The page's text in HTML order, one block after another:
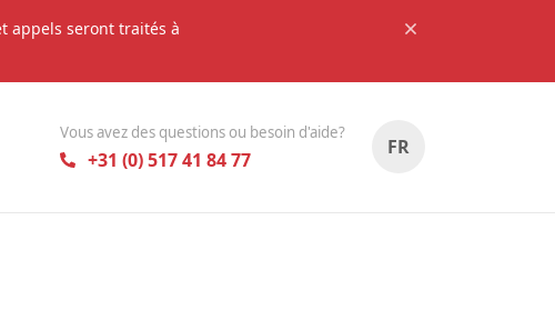
appels seront traités à
Vous avez des questions ou besoin d'aide?
+31 (0) 517 41 84 77
FR